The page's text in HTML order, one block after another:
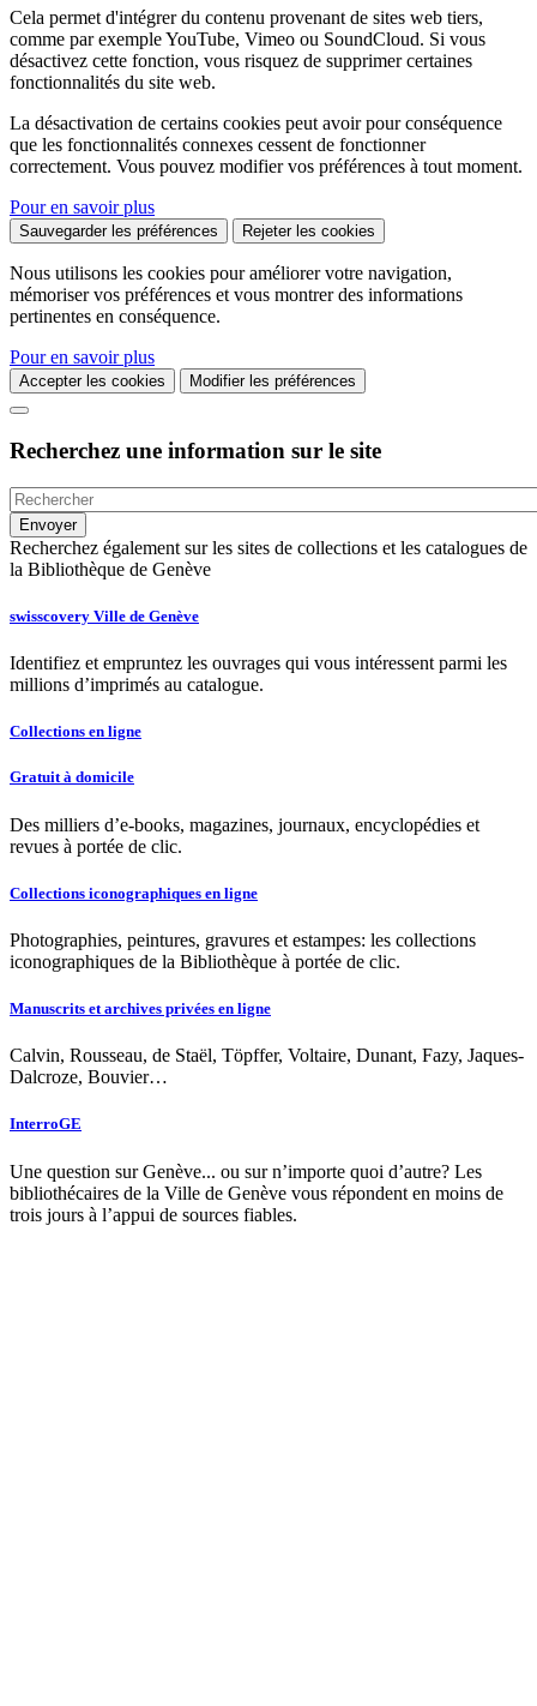
Cela permet d'intégrer du contenu provenant de sites web tiers,
comme par exemple YouTube, Vimeo ou SoundCloud. Si vous
désactivez cette fonction, vous risquez de supprimer certaines
fonctionnalités du site web.
La désactivation de certains cookies peut avoir pour conséquence
que les fonctionnalités connexes cessent de fonctionner
correctement. Vous pouvez modifier vos préférences à tout moment.
Pour en savoir plus
Sauvegarder les préférences Rejeter les cookies
Nous utilisons les cookies pour améliorer votre navigation,
mémoriser vos préférences et vous montrer des informations
pertinentes en conséquence.
Pour en savoir plus
Accepter les cookies Modifier les préférences
Recherchez une information sur le site
Recherchez également sur les sites de collections et les catalogues de
la Bibliothèque de Genève
swisscovery Ville de Genève
Identifiez et empruntez les ouvrages qui vous intéressent parmi les
millions d’imprimés au catalogue.
Collections en ligne
Gratuit à domicile
Des milliers d’e-books, magazines, journaux, encyclopédies et
revues à portée de clic.
Collections iconographiques en ligne
Photographies, peintures, gravures et estampes: les collections
iconographiques de la Bibliothèque à portée de clic.
Manuscrits et archives privées en ligne
Calvin, Rousseau, de Staël, Töpffer, Voltaire, Dunant, Fazy, Jaques-
Dalcroze, Bouvier…
InterroGE
Une question sur Genève... ou sur n’importe quoi d’autre? Les
bibliothécaires de la Ville de Genève vous répondent en moins de
trois jours à l’appui de sources fiables.